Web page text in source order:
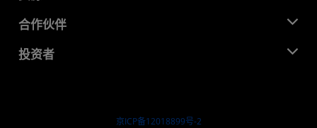
就业机会
联系我们
媒体库
开发中心
成功案例
合作伙伴
AMD 合作伙伴中心
投资者
京ICP备12018899号-2